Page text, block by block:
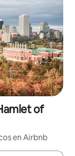
of
en Airbnb